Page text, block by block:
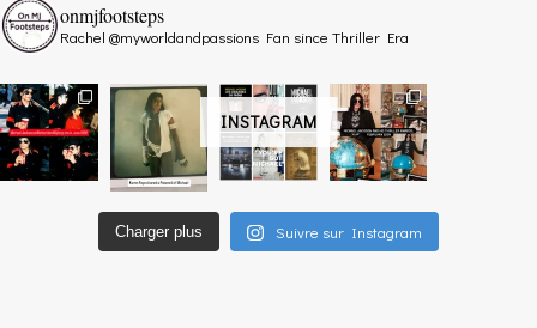
INSTAGRAM
onmjfootsteps
Rachel @myworldandpassions Fan since Thriller Era
Charger plus Suivre sur Instagram